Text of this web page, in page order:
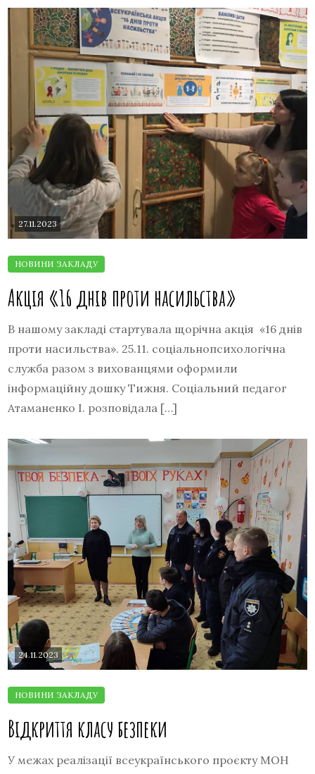
27.11.2023
Акція «16 днів проти насильства»
В нашому закладі стартувала щорічна акція «16 днів
проти насильства». 25.11. соціальнопсихологічна
служба разом з вихованцями оформили
інформаційну дошку Тижня. Соціальний педагог
Атаманенко І. розповідала […]
24.11.2023
Відкриття класу безпеки
У межах реалізації всеукраїнського проєкту МОН